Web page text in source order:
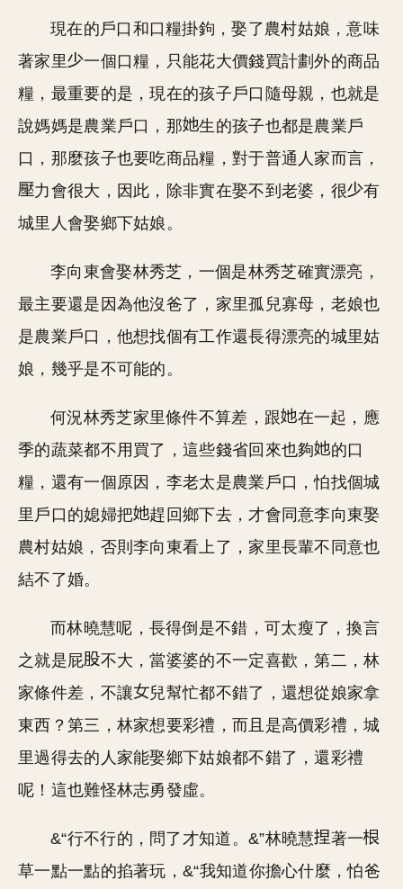
現在的戶口和口糧掛鉤，娶了農村姑娘，意味
著家里
一個口糧，只能花大價錢買計劃外的商品
糧，最重要的是，現在的孩子戶口隨母親，也就是
說媽媽是農業戶口，那
生的孩子也都是農業戶
口，那麼孩子也要吃商品糧，對于普通人家而言，
力會很大，因此，除非實在娶不到老婆，很
有
城里人會娶鄉下姑娘。
李向東會娶林秀芝，一個是林秀芝確實漂亮，
最主要還是因為他沒爸了，家里孤兒寡母，老娘也
是農業戶口，他想找個有工作還長得漂亮的城里姑
娘，幾乎是不可能的。
何況林秀芝家里條件不算差，跟
在一起，應
季的蔬菜都不用買了，這些錢省回來也夠
的口
糧，還有一個原因，李老太是農業戶口，怕找個城
里戶口的媳婦把
趕回鄉下去，才會同意李向東娶
農村姑娘，否則李向東看上了，家里長輩不同意也
結不了婚。
而林曉慧呢，長得倒是不錯，可太瘦了，換言
之就是屁
不大，當婆婆的不一定喜歡，第二，林
家條件差，不讓
兒幫忙都不錯了，還想從娘家拿
東西？第三，林家想要彩禮，而且是高價彩禮，城
里過得去的人家能娶鄉下姑娘都不錯了，還彩禮
呢！這也難怪林志勇發虛。
&“行不行的，問了才知道。&”林曉慧
著一
草一點一點的掐著玩，&“我知道你擔心什麼，怕爸